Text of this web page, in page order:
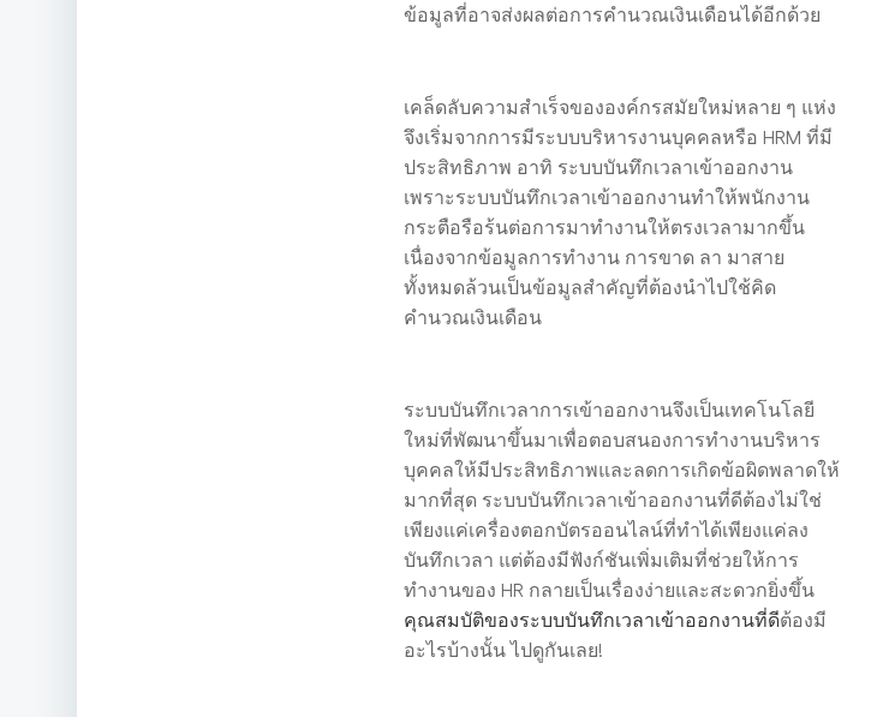
ข้อมูลที่อาจส่งผลต่อการคำนวณเงินเดือนได้อีกด้วย
เคล็ดลับความสำเร็จขององค์กรสมัยใหม่หลาย ๆ แห่ง
จึงเริ่มจากการมีระบบบริหารงานบุคคลหรือ HRM ที่มี
ประสิทธิภาพ อาทิ ระบบบันทึกเวลาเข้าออกงาน
เพราะระบบบันทึกเวลาเข้าออกงานทำให้พนักงาน
กระตือรือร้นต่อการมาทำงานให้ตรงเวลามากขึ้น
เนื่องจากข้อมูลการทำงาน การขาด ลา มาสาย
ทั้งหมดล้วนเป็นข้อมูลสำคัญที่ต้องนำไปใช้คิด
คำนวณเงินเดือน
ระบบบันทึกเวลาการเข้าออกงานจึงเป็นเทคโนโลยี
ใหม่ที่พัฒนาขึ้นมาเพื่อตอบสนองการทำงานบริหาร
บุคคลให้มีประสิทธิภาพและลดการเกิดข้อผิดพลาดให้
มากที่สุด ระบบบันทึกเวลาเข้าออกงานที่ดีต้องไม่ใช่
เพียงแค่เครื่องตอกบัตรออนไลน์ที่ทำได้เพียงแค่ลง
บันทึกเวลา แต่ต้องมีฟังก์ชันเพิ่มเติมที่ช่วยให้การ
ทำงานของ HR กลายเป็นเรื่องง่ายและสะดวกยิ่งขึ้น
คุณสมบัติของระบบบันทึกเวลาเข้าออกงานที่ดีต้องมี
อะไรบ้างนั้น ไปดูกันเลย!